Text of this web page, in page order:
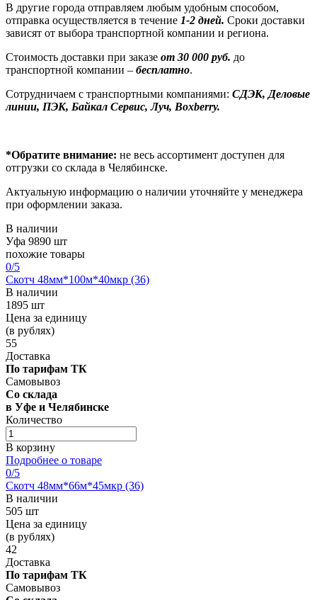
В другие города отправляем любым удобным способом,
отправка осуществляется в течение 1-2 дней. Сроки доставки
зависят от выбора транспортной компании и региона.
Стоимость доставки при заказе от 30 000 руб. до
транспортной компании – бесплатно.
Сотрудничаем с транспортными компаниями: СДЭК, Деловые
линии, ПЭК, Байкал Сервис, Луч, Boxberry.
*Обратите внимание: не весь ассортимент доступен для
отгрузки со склада в Челябинске.
Актуальную информацию о наличии уточняйте у менеджера
при оформлении заказа.
В наличии
Уфа 9890 шт
похожие товары
0/5
Скотч 48мм*100м*40мкр (36)
В наличии
1895 шт
Цена за единицу
(в рублях)
55
Доставка
По тарифам ТК
Самовывоз
Со склада
в Уфе и Челябинске
Количество
В корзину
Подробнее о товаре
0/5
Скотч 48мм*66м*45мкр (36)
В наличии
505 шт
Цена за единицу
(в рублях)
42
Доставка
По тарифам ТК
Самовывоз